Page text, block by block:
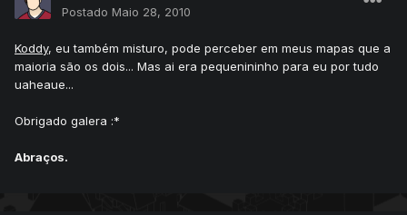
Postado Maio 28, 2010
Koddy, eu também misturo, pode perceber em meus mapas que a
maioria são os dois... Mas ai era pequenininho para eu por tudo
uaheaue...
Obrigado galera :*
Abraços.